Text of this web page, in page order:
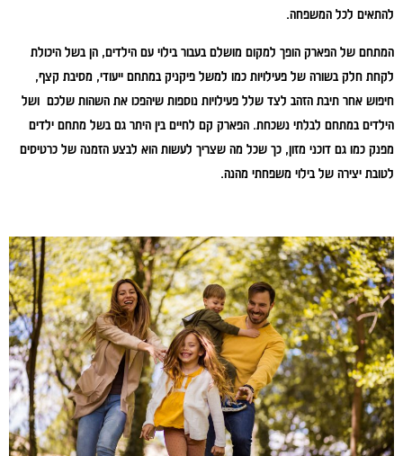
להתאים לכל המשפחה.
המתחם של הפארק הופך למקום מושלם בעבור בילוי עם הילדים, הן בשל היכולת
לקחת חלק בשורה של פעילויות כמו למשל פיקניק במתחם ייעודי, מסיבת קצף,
חיפוש אחר תיבת הזהב לצד שלל פעילויות נוספות שיהפכו את השהות שלכם ושל
הילדים במתחם לבלתי נשכחת. הפארק קם לחיים בין היתר גם בשל מתחם ילדים
מפנק כמו גם דוכני מזון, כך שכל מה שצריך לעשות הוא לבצע הזמנה של כרטיסים
לטובת יצירה של בילוי משפחתי מהנה.